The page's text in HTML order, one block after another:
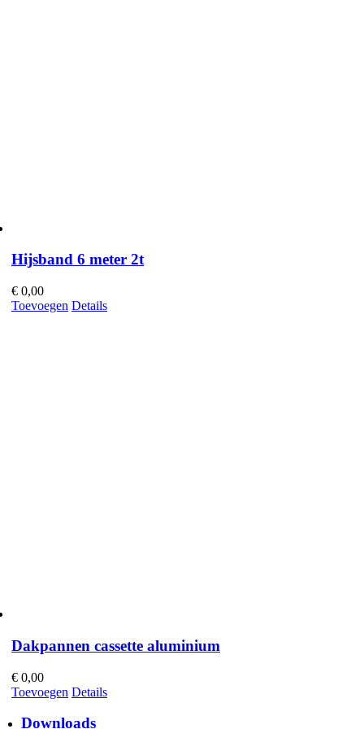
Hijsband 6 meter 2t
€0,00
Toevoegen Details
Dakpannen cassette aluminium
€0,00
Toevoegen Details
Downloads